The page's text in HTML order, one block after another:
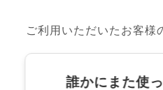
ご利用いただいたお客様
誰かにまた使